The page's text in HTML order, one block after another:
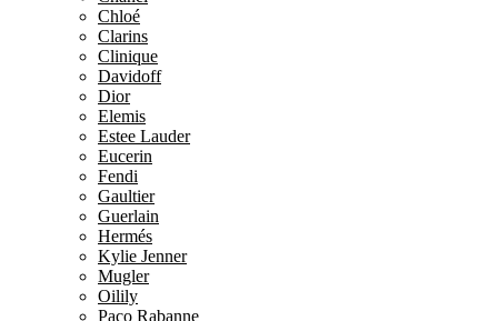
Chloé
Clarins
Clinique
Davidoff
Dior
Elemis
Estee Lauder
Eucerin
Fendi
Gaultier
Guerlain
Hermés
Kylie Jenner
Mugler
Oilily
Paco Rabanne